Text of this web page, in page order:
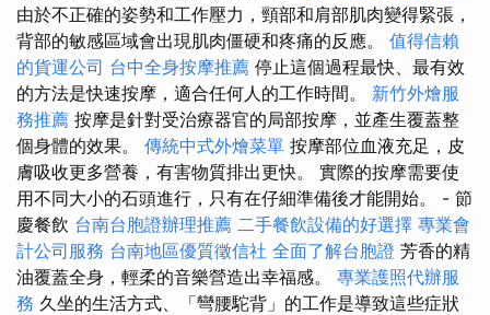
由於不正確的姿勢和工作壓力，頸部和肩部肌肉變得緊張，
背部的敏感區域會出現肌肉僵硬和疼痛的反應。 值得信賴
的貨運公司 台中全身按摩推薦 停止這個過程最快、最有效
的方法是快速按摩，適合任何人的工作時間。 新竹外燴服
務推薦 按摩是針對受治療器官的局部按摩，並產生覆蓋整
個身體的效果。 傳統中式外燴菜單 按摩部位血液充足，皮
膚吸收更多營養，有害物質排出更快。 實際的按摩需要使
用不同大小的石頭進行，只有在仔細準備後才能開始。 - 節
慶餐飲 台南台胞證辦理推薦 二手餐飲設備的好選擇 專業會
計公司服務 台南地區優質徵信社 全面了解台胞證 芳香的精
油覆蓋全身，輕柔的音樂營造出幸福感。 專業護照代辦服
務 久坐的生活方式、「彎腰駝背」的工作是導致這些症狀